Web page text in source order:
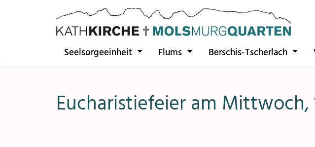
Direkt zur Hauptnavigation springen
Seelsorgeeinheit Flums Berschis-Tscherlach
Eucharistiefeier am Mittwoch,